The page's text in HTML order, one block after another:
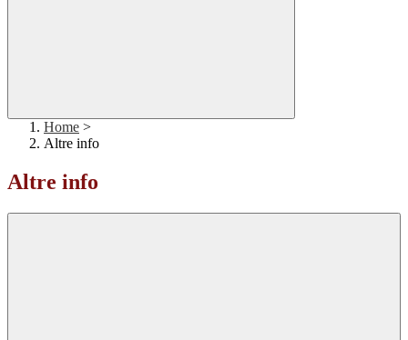
Home >
Altre info
Altre info